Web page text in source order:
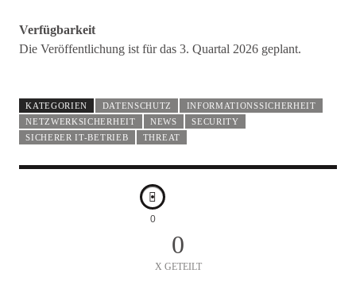
Verfügbarkeit
Die Veröffentlichung ist für das 3. Quartal 2026 geplant.
KATEGORIEN DATENSCHUTZ
INFORMATIONSSICHERHEIT
NETZWERKSICHERHEIT
NEWS
SECURITY
SICHERER IT-BETRIEB
THREAT
0
0
X GETEILT